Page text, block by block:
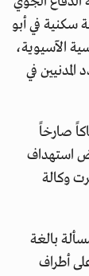
سكنية في أبو
الآسيوية،
المدنيين في
صارخاً
استهداف
وكالة
بالغة
أطراف